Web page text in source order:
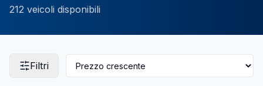
212 veicoli disponibili
Filtri